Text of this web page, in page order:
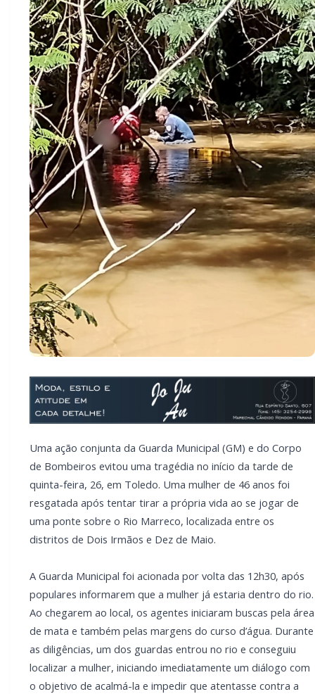
Uma ação conjunta da Guarda Municipal (GM) e do Corpo
de Bombeiros evitou uma tragédia no início da tarde de
quinta-feira, 26, em Toledo. Uma mulher de 46 anos foi
resgatada após tentar tirar a própria vida ao se jogar de
uma ponte sobre o Rio Marreco, localizada entre os
distritos de Dois Irmãos e Dez de Maio.
A Guarda Municipal foi acionada por volta das 12h30, após
populares informarem que a mulher já estaria dentro do rio.
Ao chegarem ao local, os agentes iniciaram buscas pela área
de mata e também pelas margens do curso d’água. Durante
as diligências, um dos guardas entrou no rio e conseguiu
localizar a mulher, iniciando imediatamente um diálogo com
o objetivo de acalmá-la e impedir que atentasse contra a